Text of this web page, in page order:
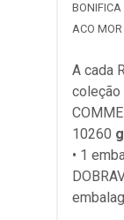
ACO
A cada
coleção
10260
• 1